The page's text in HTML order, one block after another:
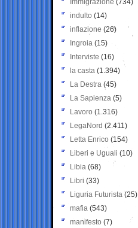
Immigrazione (734)
indulto (14)
inflazione (26)
Ingroia (15)
Interviste (16)
la casta (1.394)
La Destra (45)
La Sapienza (5)
Lavoro (1.316)
LegaNord (2.411)
Letta Enrico (154)
Liberi e Uguali (10)
Libia (68)
Libri (33)
Liguria Futurista (25)
mafia (543)
manifesto (7)